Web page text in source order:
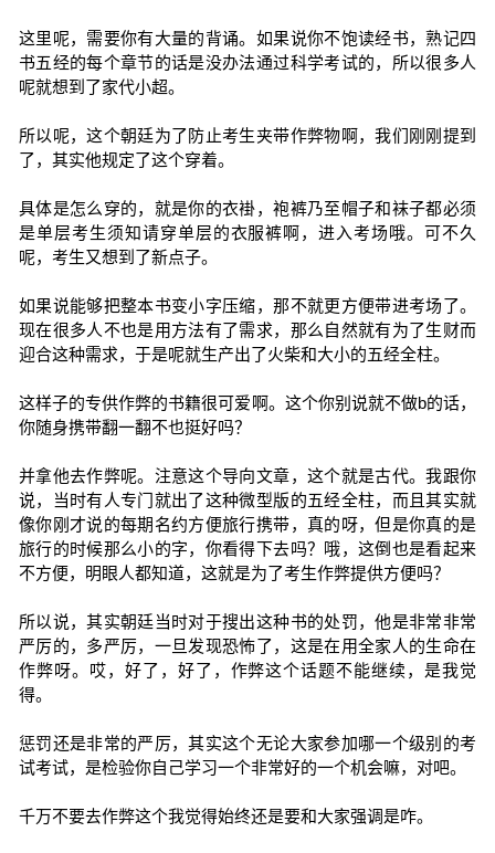
这里呢，需要你有大量的背诵。如果说你不饱读经书，熟记四
书五经的每个章节的话是没办法通过科学考试的，所以很多人
呢就想到了家代小超。
所以呢，这个朝廷为了防止考生夹带作弊物啊，我们刚刚提到
了，其实他规定了这个穿着。
具体是怎么穿的，就是你的衣褂，袍裤乃至帽子和袜子都必须
是单层考生须知请穿单层的衣服裤啊，进入考场哦。可不久
呢，考生又想到了新点子。
如果说能够把整本书变小字压缩，那不就更方便带进考场了。
现在很多人不也是用方法有了需求，那么自然就有为了生财而
迎合这种需求，于是呢就生产出了火柴和大小的五经全柱。
这样子的专供作弊的书籍很可爱啊。这个你别说就不做b的话，
你随身携带翻一翻不也挺好吗？
并拿他去作弊呢。注意这个导向文章，这个就是古代。我跟你
说，当时有人专门就出了这种微型版的五经全柱，而且其实就
像你刚才说的每期名约方便旅行携带，真的呀，但是你真的是
旅行的时候那么小的字，你看得下去吗？哦，这倒也是看起来
不方便，明眼人都知道，这就是为了考生作弊提供方便吗？
所以说，其实朝廷当时对于搜出这种书的处罚，他是非常非常
严厉的，多严厉，一旦发现恐怖了，这是在用全家人的生命在
作弊呀。哎，好了，好了，作弊这个话题不能继续，是我觉
得。
惩罚还是非常的严厉，其实这个无论大家参加哪一个级别的考
试考试，是检验你自己学习一个非常好的一个机会嘛，对吧。
千万不要去作弊这个我觉得始终还是要和大家强调是咋。